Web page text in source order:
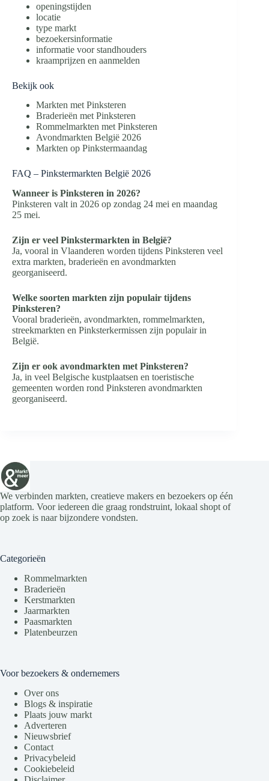
openingstijden
locatie
type markt
bezoekersinformatie
informatie voor standhouders
kraamprijzen en aanmelden
Bekijk ook
Markten met Pinksteren
Braderieën met Pinksteren
Rommelmarkten met Pinksteren
Avondmarkten België 2026
Markten op Pinkstermaandag
FAQ – Pinkstermarkten België 2026
Wanneer is Pinksteren in 2026?
Pinksteren valt in 2026 op zondag 24 mei en maandag
25 mei.
Zijn er veel Pinkstermarkten in België?
Ja, vooral in Vlaanderen worden tijdens Pinksteren veel
extra markten, braderieën en avondmarkten
georganiseerd.
Welke soorten markten zijn populair tijdens
Pinksteren?
Vooral braderieën, avondmarkten, rommelmarkten,
streekmarkten en Pinksterkermissen zijn populair in
België.
Zijn er ook avondmarkten met Pinksteren?
Ja, in veel Belgische kustplaatsen en toeristische
gemeenten worden rond Pinksteren avondmarkten
georganiseerd.
We verbinden markten, creatieve makers en bezoekers op één
platform. Voor iedereen die graag rondstruint, lokaal shopt of
op zoek is naar bijzondere vondsten.
Categorieën
Rommelmarkten
Braderieën
Kerstmarkten
Jaarmarkten
Paasmarkten
Platenbeurzen
Voor bezoekers & ondernemers
Over ons
Blogs & inspiratie
Plaats jouw markt
Adverteren
Nieuwsbrief
Contact
Privacybeleid
Cookiebeleid